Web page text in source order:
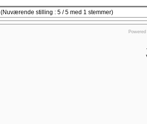
(Nuværende stilling : 5 / 5 med 1 stemmer)